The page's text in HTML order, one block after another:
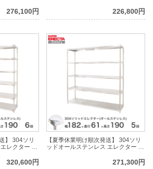
ポール ダイ
ト付 5段
276,100円
61.4cmx高さ219.7cm PSポール ダイ
カスト・アジャストボルト付 4段
226,800円
】 304ソリ
レクター シ
ポール ダイ
320,600円
【夏季休業明け順次発送】 304ソリ
ッドオールステンレス エレクター シ
61.4cmx高さ189.2cm PSポール ダイ
271,300円